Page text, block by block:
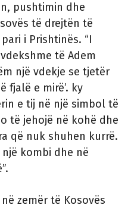
pushtimin dhe
të drejtën të
i Prishtinës. “I
të Adem
një vdekje se tjetër
fjalë e mirë’. ky
e tij në një simbol të
të jehojë në kohë dhe
që nuk shuhen kurrë.
kombi dhe në
zemër të Kosovës